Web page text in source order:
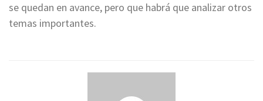
se quedan en avance, pero que habrá que analizar otros
temas importantes.